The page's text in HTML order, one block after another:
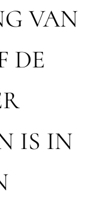
VAN
DE
IS IN